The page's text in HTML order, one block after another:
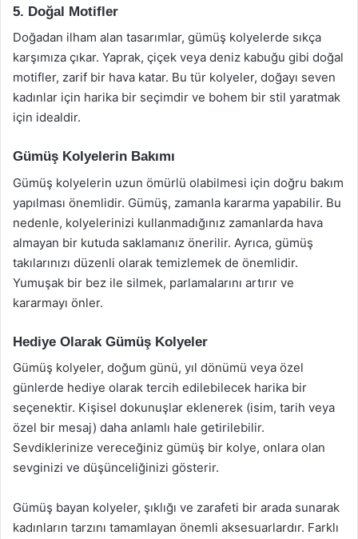
5. Doğal Motifler
Doğadan ilham alan tasarımlar, gümüş kolyelerde sıkça
karşımıza çıkar. Yaprak, çiçek veya deniz kabuğu gibi doğal
motifler, zarif bir hava katar. Bu tür kolyeler, doğayı seven
kadınlar için harika bir seçimdir ve bohem bir stil yaratmak
için idealdir.
Gümüş Kolyelerin Bakımı
Gümüş kolyelerin uzun ömürlü olabilmesi için doğru bakım
yapılması önemlidir. Gümüş, zamanla kararma yapabilir. Bu
nedenle, kolyelerinizi kullanmadığınız zamanlarda hava
almayan bir kutuda saklamanız önerilir. Ayrıca, gümüş
takılarınızı düzenli olarak temizlemek de önemlidir.
Yumuşak bir bez ile silmek, parlamalarını artırır ve
kararmayı önler.
Hediye Olarak Gümüş Kolyeler
Gümüş kolyeler, doğum günü, yıl dönümü veya özel
günlerde hediye olarak tercih edilebilecek harika bir
seçenektir. Kişisel dokunuşlar eklenerek (isim, tarih veya
özel bir mesaj) daha anlamlı hale getirilebilir.
Sevdiklerinize vereceğiniz gümüş bir kolye, onlara olan
sevginizi ve düşünceliğinizi gösterir.
Gümüş bayan kolyeler, şıklığı ve zarafeti bir arada sunarak
kadınların tarzını tamamlayan önemli aksesuarlardır. Farklı